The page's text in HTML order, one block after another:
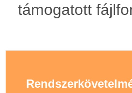
támogatott